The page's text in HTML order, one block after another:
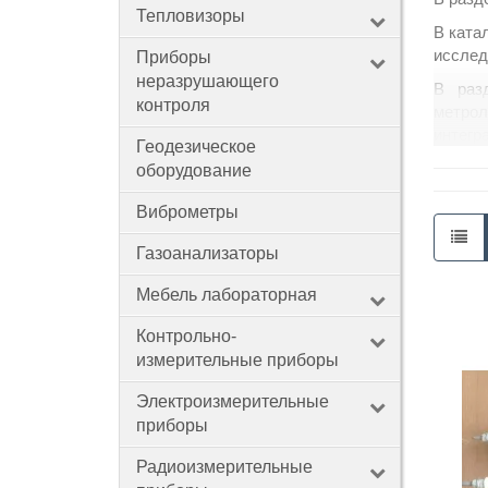
Тепловизоры
Приборы
неразрушающего
контроля
Геодезическое
оборудование
Виброметры
Газоанализаторы
Мебель лабораторная
Контрольно-
измерительные приборы
Электроизмерительные
приборы
Радиоизмерительные
В
В
Они